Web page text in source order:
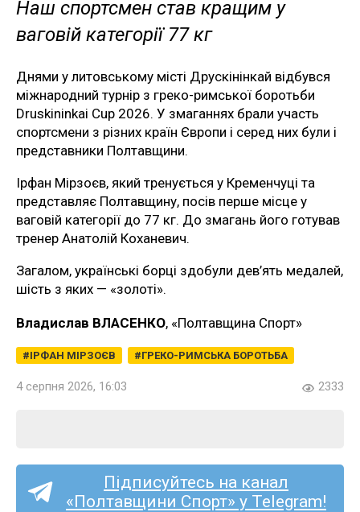
Наш спортсмен став кращим у
ваговій категорії 77 кг
Днями у литовському місті Друскінінкай відбувся
міжнародний турнір з греко-римської боротьби
Druskininkai Cup 2026. У змаганнях брали участь
спортсмени з різних країн Європи і серед них були і
представники Полтавщини.
Ірфан Мірзоєв, який тренується у Кременчуці та
представляє Полтавщину, посів перше місце у
ваговій категорії до 77 кг. До змагань його готував
тренер Анатолій Коханевич.
Загалом, українські борці здобули дев’ять медалей,
шість з яких — «золоті».
Владислав ВЛАСЕНКО, «Полтавщина Спорт»
ІРФАН МІРЗОЄВ ГРЕКО-РИМСЬКА БОРОТЬБА
4 серпня 2026, 16:03 2333
Підписуйтесь на канал
«Полтавщини Спорт» у Telegram!